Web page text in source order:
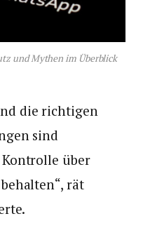
und Mythen im Überblick
die richtigen
sind
über
rät